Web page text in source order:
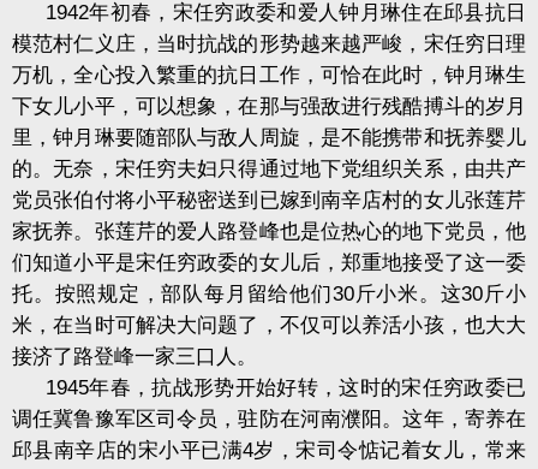
1942年初春，宋任穷政委和爱人钟月琳住在邱县抗日
模范村仁义庄，当时抗战的形势越来越严峻，宋任穷日理
万机，全心投入繁重的抗日工作，可恰在此时，钟月琳生
下女儿小平，可以想象，在那与强敌进行残酷搏斗的岁月
里，钟月琳要随部队与敌人周旋，是不能携带和抚养婴儿
的。无奈，宋任穷夫妇只得通过地下党组织关系，由共产
党员张伯付将小平秘密送到已嫁到南辛店村的女儿张莲芹
家抚养。张莲芹的爱人路登峰也是位热心的地下党员，他
们知道小平是宋任穷政委的女儿后，郑重地接受了这一委
托。按照规定，部队每月留给他们30斤小米。这30斤小
米，在当时可解决大问题了，不仅可以养活小孩，也大大
接济了路登峰一家三口人。
1945年春，抗战形势开始好转，这时的宋任穷政委已
调任冀鲁豫军区司令员，驻防在河南濮阳。这年，寄养在
邱县南辛店的宋小平已满4岁，宋司令惦记着女儿，常来